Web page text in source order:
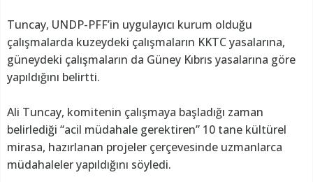
Tuncay, UNDP-PFF’in uygulayıcı kurum olduğu
çalışmalarda kuzeydeki çalışmaların KKTC yasalarına,
güneydeki çalışmaların da Güney Kıbrıs yasalarına göre
yapıldığını belirtti.
Ali Tuncay, komitenin çalışmaya başladığı zaman
belirlediği “acil müdahale gerektiren” 10 tane kültürel
mirasa, hazırlanan projeler çerçevesinde uzmanlarca
müdahaleler yapıldığını söyledi.